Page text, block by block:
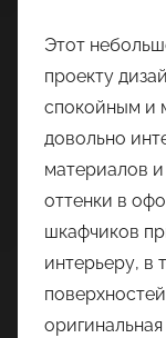
Этот
проекту
спокойным и
довольно
материалов
оттенки в
шкафчиков
интерьеру, в